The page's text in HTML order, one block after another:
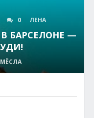
0 ЛЕНА
БАРСЕЛОНЕ —